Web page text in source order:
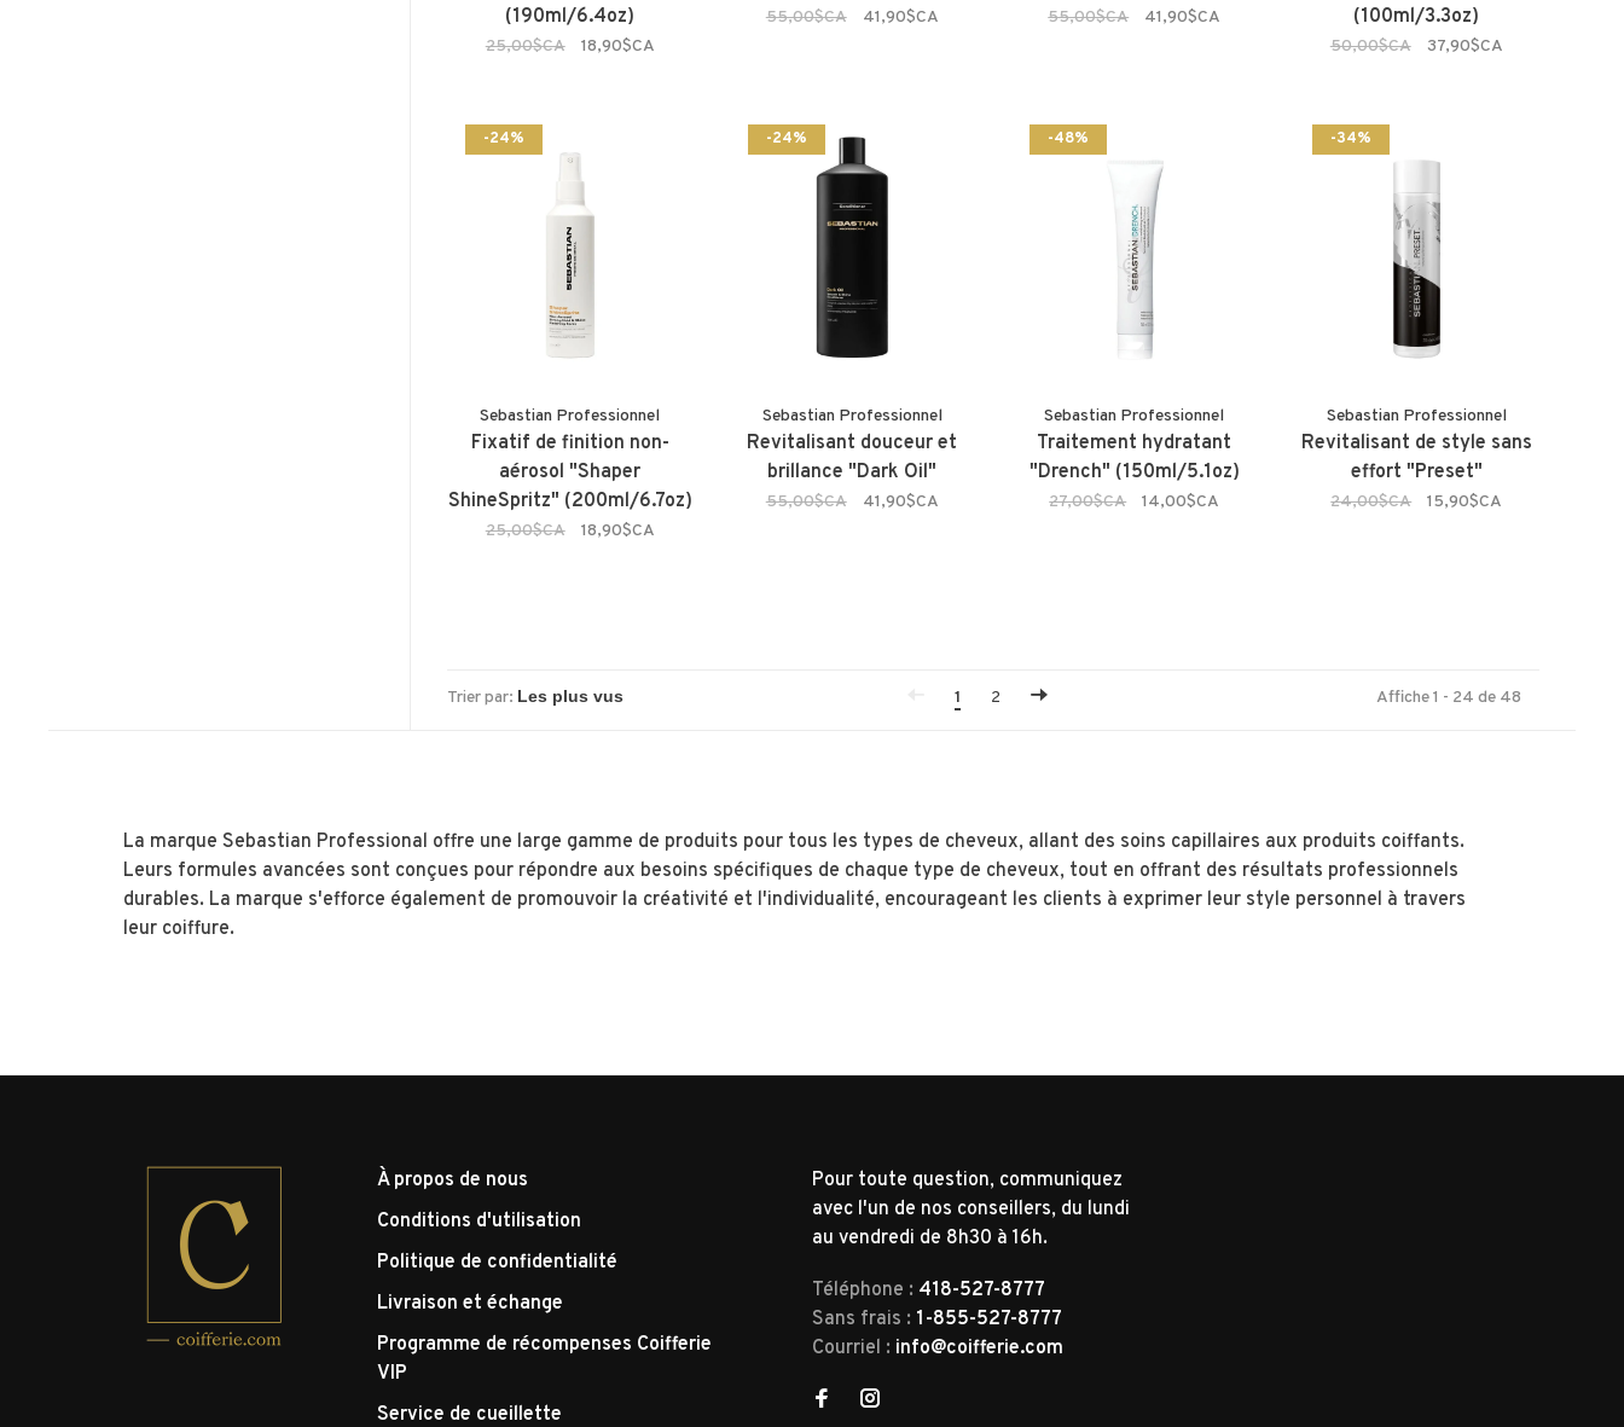
(190ml/6.4oz)
25,00$CA 18,90$CA
55,00$CA 41,90$CA 55,00$CA 41,90$CA
(100ml/3.3oz)
50,00$CA 37,90$CA
-24%
Sebastian Professionnel
Fixatif de finition non-
aérosol "Shaper
ShineSpritz" (200ml/6.7oz)
25,00$CA 18,90$CA
-24%
Sebastian Professionnel
Revitalisant douceur et
brillance "Dark Oil"
55,00$CA 41,90$CA
-48%
Sebastian Professionnel
Traitement hydratant
"Drench" (150ml/5.1oz)
27,00$CA 14,00$CA
-34%
Sebastian Professionnel
Revitalisant de style sans
effort "Preset"
24,00$CA 15,90$CA
Trier par: 1 2 Affiche 1 - 24 de 48
La marque Sebastian Professional offre une large gamme de produits pour tous les types de cheveux, allant des soins capillaires aux produits coiffants.
Leurs formules avancées sont conçues pour répondre aux besoins spécifiques de chaque type de cheveux, tout en offrant des résultats professionnels
durables. La marque s'efforce également de promouvoir la créativité et l'individualité, encourageant les clients à exprimer leur style personnel à travers
leur coiffure.
À propos de nous
Conditions d'utilisation
Politique de confidentialité
Livraison et échange
Programme de récompenses Coifferie
VIP
Service de cueillette
Pour toute question, communiquez
avec l'un de nos conseillers, du lundi
au vendredi de 8h30 à 16h.
Téléphone : 418-527-8777
Sans frais : 1-855-527-8777
Courriel : info@coifferie.com